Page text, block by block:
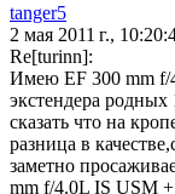
tanger5
2 мая 2011 г.,
Re[turinn]:
Имею EF 300 mm f/
экстендера
сказать что на
разница в
заметно
mm f/4.0L IS USM